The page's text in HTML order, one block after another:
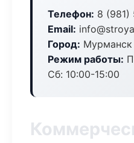
Телефон: 8 (981)
Email:
Город: Мурманск
Режим работы:
Сб: 10:00-15:00